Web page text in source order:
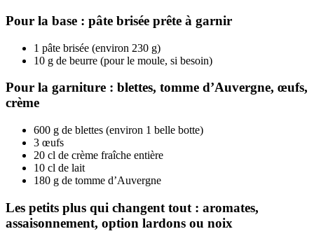
Pour la base : pâte brisée prête à garnir
1 pâte brisée (environ 230 g)
10 g de beurre (pour le moule, si besoin)
Pour la garniture : blettes, tomme d’Auvergne, œufs,
crème
600 g de blettes (environ 1 belle botte)
3 œufs
20 cl de crème fraîche entière
10 cl de lait
180 g de tomme d’Auvergne
Les petits plus qui changent tout : aromates,
assaisonnement, option lardons ou noix